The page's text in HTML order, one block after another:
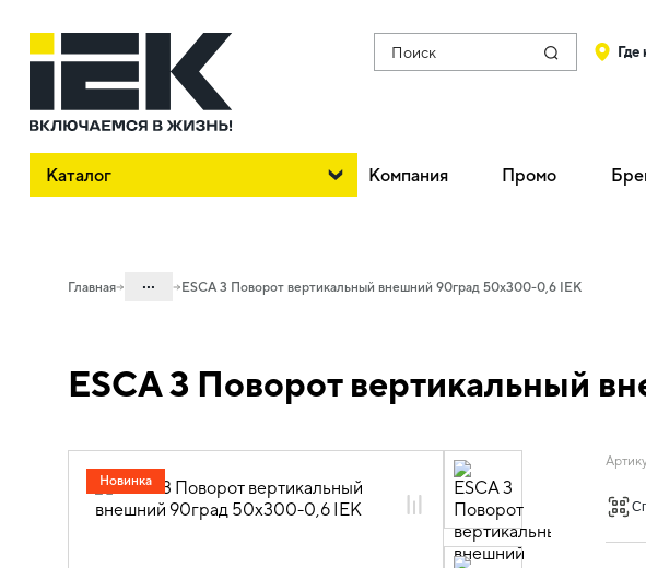
Поиск Где
Каталог Компания Промо
Главная ...
05. Системы для прокладки кабеля
05.04 Кабельные лотки и аксессуары
05.04.04.03 Аксессуары для лотков
листовых ESCA
ESCA 3 Поворот вертикальный внешний 90град 50х300-0,6 IEK
ESCA 3 Поворот вертикальный
Новинка